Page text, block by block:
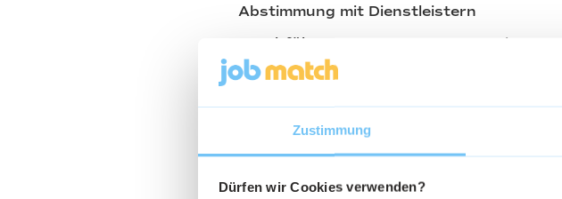
Zustimmung
Dürfen wir Cookies verwenden?
Abstimmung mit Dienstleistern
Durchführung von Auswertungen im
Beantwortung von Kundenanfragen und
Erfassung des Warenaustauschs
Spesenkontrolle der Kraftfahrer
Personaleinsatzplanung